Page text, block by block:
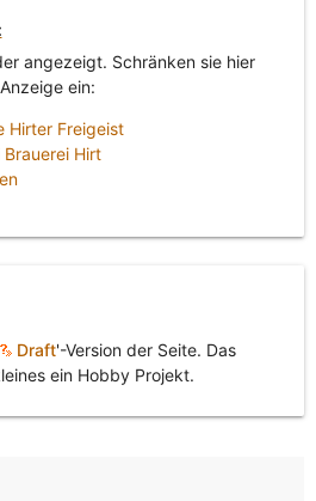
angezeigt. Schränken sie hier
ein:
Hirter Freigeist
Hirt
Draft'-Version der Seite. Das
ein Hobby Projekt.